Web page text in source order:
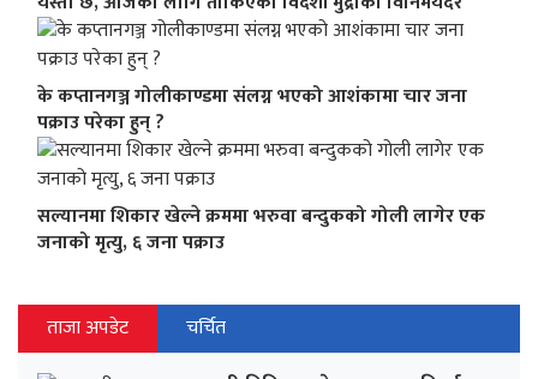
के कप्तानगञ्ज गोलीकाण्डमा संलग्न भएको आशंकामा चार जना
पक्राउ परेका हुन् ?
सल्यानमा शिकार खेल्ने क्रममा भरुवा बन्दुकको गोली लागेर एक
जनाको मृत्यु, ६ जना पक्राउ
ताजा अपडेट चर्चित